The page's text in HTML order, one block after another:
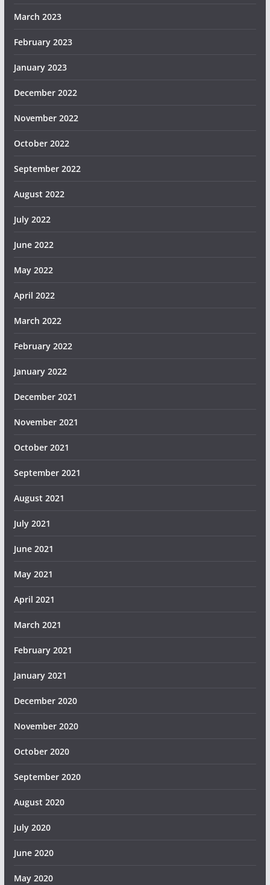
March 2023
February 2023
January 2023
December 2022
November 2022
October 2022
September 2022
August 2022
July 2022
June 2022
May 2022
April 2022
March 2022
February 2022
January 2022
December 2021
November 2021
October 2021
September 2021
August 2021
July 2021
June 2021
May 2021
April 2021
March 2021
February 2021
January 2021
December 2020
November 2020
October 2020
September 2020
August 2020
July 2020
June 2020
May 2020